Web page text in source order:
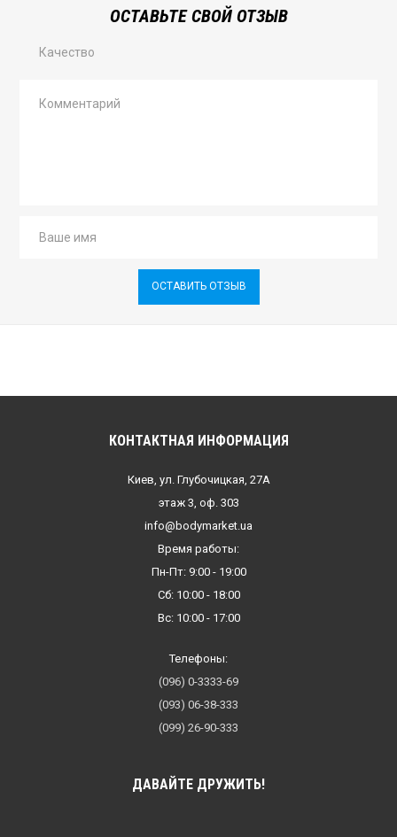
ОСТАВЬТЕ СВОЙ ОТЗЫВ
Качество
ОСТАВИТЬ ОТЗЫВ
КОНТАКТНАЯ ИНФОРМАЦИЯ
Киев, ул. Глубочицкая, 27А
этаж 3, оф. 303
info@bodymarket.ua
Время работы:
Пн-Пт: 9:00 - 19:00
Сб: 10:00 - 18:00
Вс: 10:00 - 17:00
Телефоны:
(096) 0-3333-69
(093) 06-38-333
(099) 26-90-333
ДАВАЙТЕ ДРУЖИТЬ!